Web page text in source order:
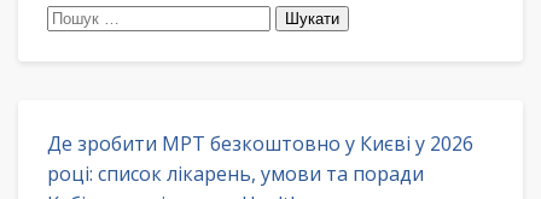
Пошук:
Де зробити МРТ безкоштовно у Києві у 2026
році: список лікарень, умови та поради